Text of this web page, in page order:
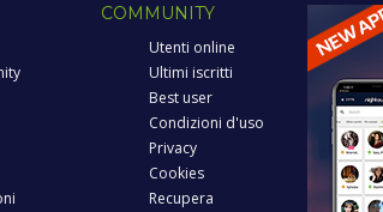
COMMUNITY
Utenti online
Ultimi iscritti
Best user
Condizioni d'uso
Privacy
Cookies
Recupera